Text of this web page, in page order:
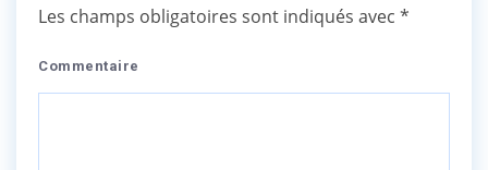
Les champs obligatoires sont indiqués avec *
Commentaire